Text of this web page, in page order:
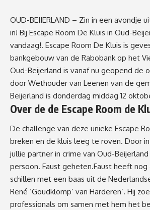
OUD-BEIJERLAND – Zin in een avondje
in! Bij Escape Room De Kluis in Oud-
vandaag!. Escape Room De Kluis is
bankgebouw van de Rabobank op het
Oud-Beijerland is vanaf nu geopend de
door Wethouder van Leenen van de
Beijerland is donderdag middag 12
Over de de Escape Room de
De challenge van deze unieke Escape
breken en de kluis leeg te roven. Door
jullie partner in crime van Oud-
persoon. Faust geheten.Faust heeft
schillen met een baas uit de
René ‘Goudklomp’ van Harderen’. Hij
professionals om samen met hem het